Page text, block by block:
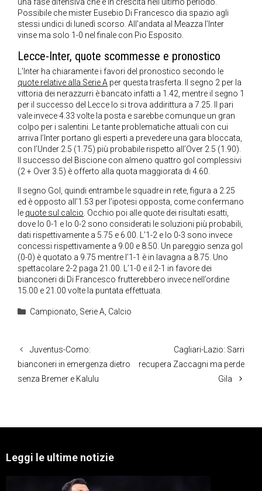
una fase difensiva che è in crescita nell’ultimo periodo.
Possibile che mister Eusebio Di Francesco dia spazio agli
stessi undici di lunedì scorso. All’andata al Meazza l’Inter
vinse ma solo 1-0 nel finale con Pio Esposito.
Lecce-Inter, quote scommesse e pronostico
L’Inter ha chiaramente i favori del pronostico secondo le
quote relative alla Serie A per questa trasferta. Il segno 2 per la
vittoria dei nerazzurri è bancato infatti a 1.42, mentre il segno 1
per il successo del Lecce lo si trova addirittura a 7.25. Il pari
vale invece 4.33 volte la posta e sarebbe comunque un gran
colpo per i salentini. Le tante problematiche attuali con cui
arriva l’Inter portano gli esperti a prevedere una gara bloccata,
con l’Under 2.5 (1.75) più probabile rispetto all’Over 2.5 (1.90).
Il successo del Biscione con almeno quattro gol complessivi
(2 + Over 3.5) è offerto alla quota maggiorata di 4.60.
Il segno Gol, quindi entrambe le squadre in rete, figura a 2.25
ed è opposto all’1.53 per l’ipotesi opposta, come confermano
le quote sul calcio. Occhio poi alle quote dei risultati esatti,
dove lo 0-1 e lo 0-2 sono considerati le soluzioni più probabili,
dati rispettivamente a 5.75 e 6.00. L’1-2 e lo 0-3 sono invece
concessi rispettivamente a 9.00 e 8.50. Un pareggio senza gol
(0-0) è quotato a 9.75 mentre l’1-1 è in lavagna a 8.75. Uno
spettacolare 2-2 paga 21.00. L’1-0 e il 2-1 in favore dei
bianconeri di Di Francesco frutterebbero invece nell’ordine
15.00 e 21.00 volte la puntata effettuata.
Categorie
Campionato, Serie A, Calcio
Juventus-Como:
bianconeri in emergenza dietro
senza Bremer e Kalulu
Cagliari-Lazio: Sarri
recupera Zaccagni ma perde
Gila
Leggi le ultime notizie